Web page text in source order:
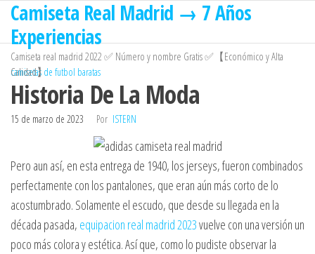
Saltar
contenido
Camiseta Real Madrid → 7 Años
Experiencias
Camiseta real madrid 2022 ✅ Número y nombre Gratis ✅【Económico y Alta
Calidad】
camisetas de futbol baratas
Historia De La Moda
15 de marzo de 2023 Por ISTERN
Pero aun así, en esta entrega de 1940, los jerseys, fueron combinados
perfectamente con los pantalones, que eran aún más corto de lo
acostumbrado. Solamente el escudo, que desde su llegada en la
década pasada, equipacion real madrid 2023vuelve con una versión un
poco más colora y estética. Así que, como lo pudiste observar la